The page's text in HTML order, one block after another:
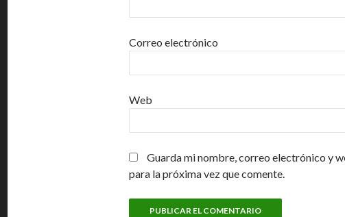
Correo electrónico
Web
Guarda mi nombre, correo electrónico y
para la próxima vez que comente.